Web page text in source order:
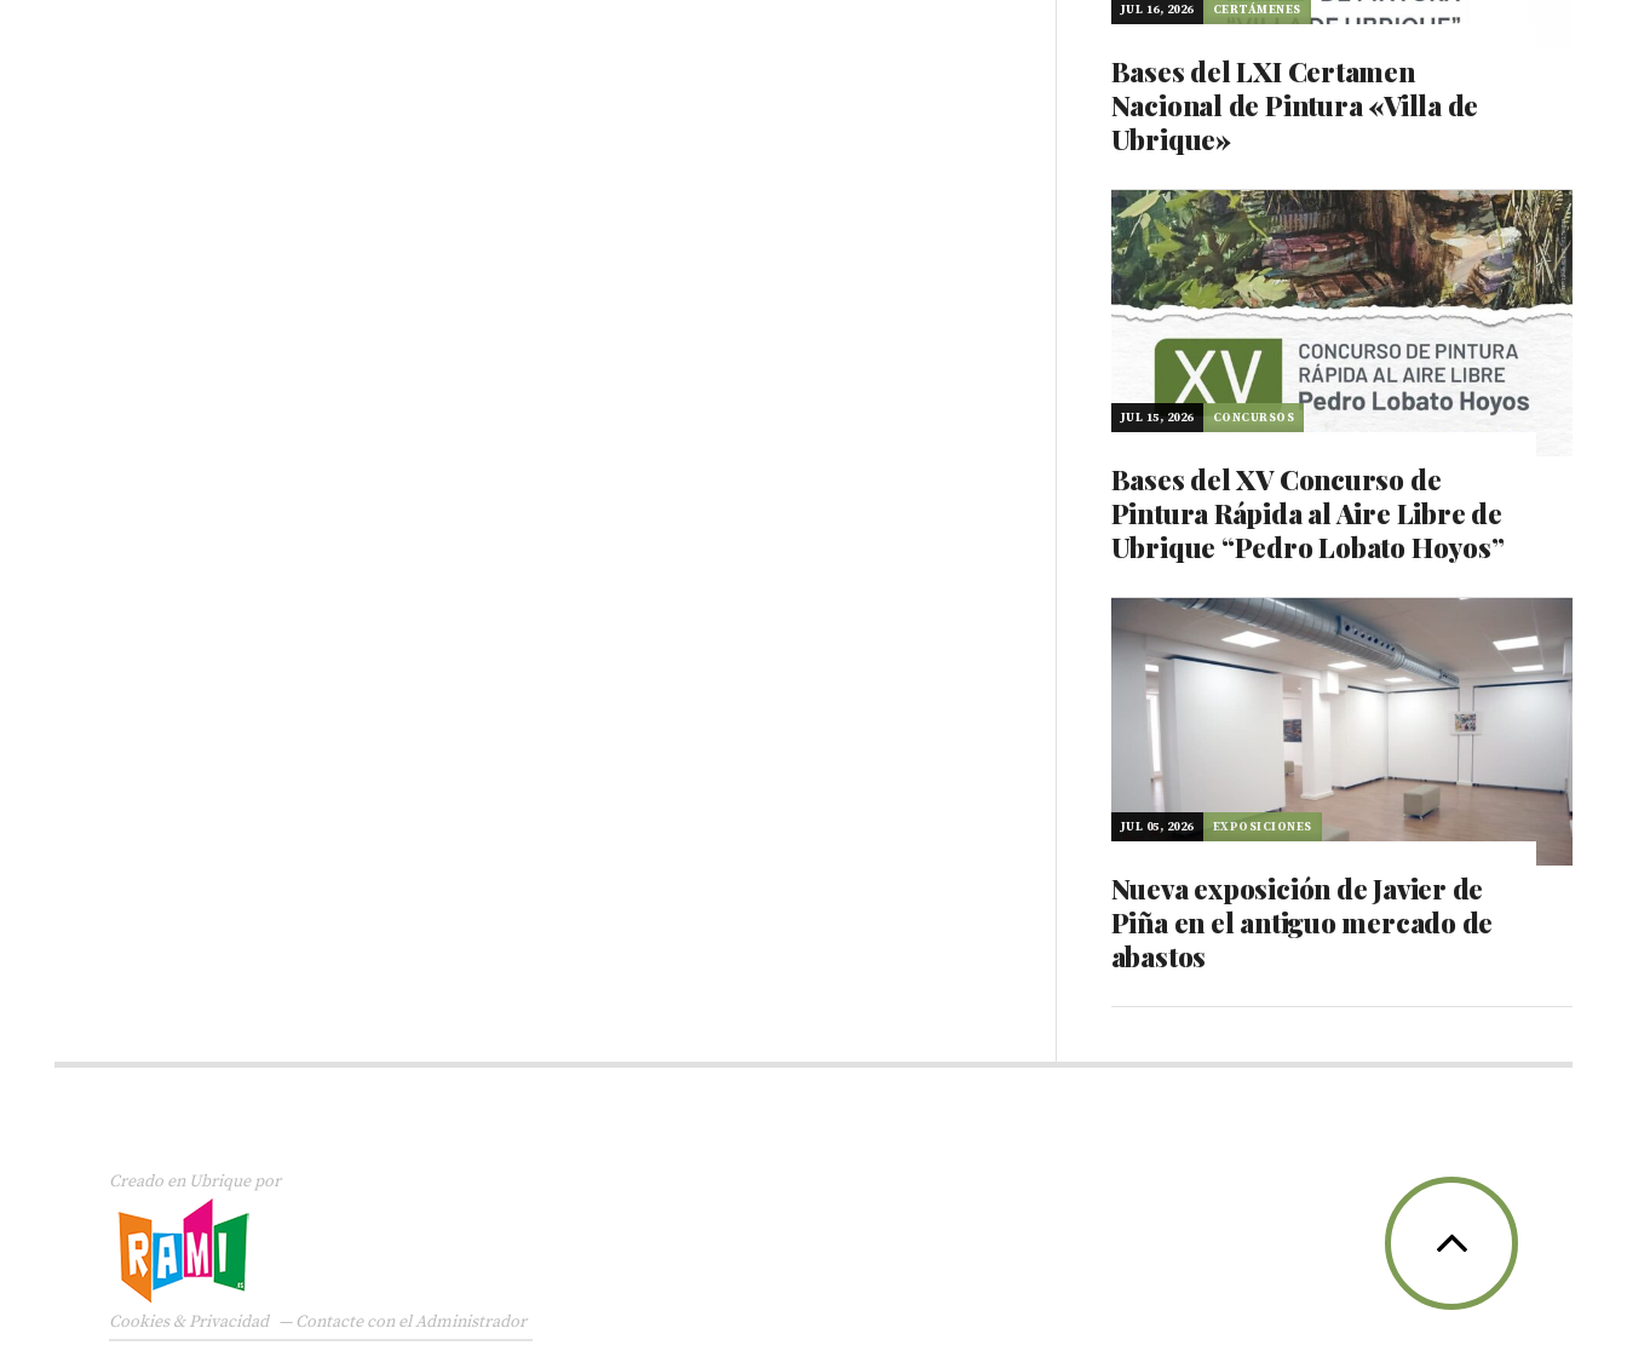
JUL 16, 2026 CERTÁMENES
Bases del LXI Certamen
Nacional de Pintura «Villa de
Ubrique»
JUL 15, 2026 CONCURSOS
Bases del XV Concurso de
Pintura Rápida al Aire Libre de
Ubrique “Pedro Lobato Hoyos”
JUL 05, 2026 EXPOSICIONES
Nueva exposición de Javier de
Piña en el antiguo mercado de
abastos
Creado en Ubrique por
Cookies & Privacidad — Contacte con el Administrador